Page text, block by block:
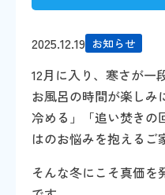
2025.12.19 お知らせ
12月に入り、寒さが一
お風呂の時間が楽しみ
冷める」「追い焚きの
はのお悩みを抱えるご
そんな冬にこそ真価を